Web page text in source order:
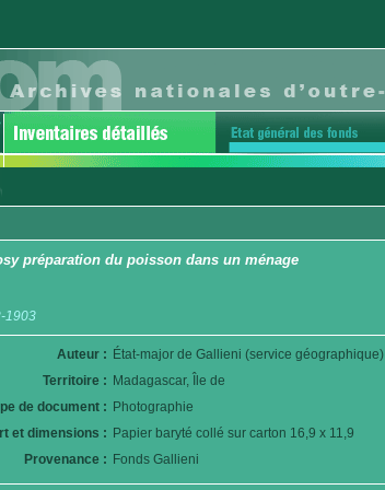
préparation du poisson dans un ménage
1903
Auteur : État-major de Gallieni (service géographique)
Territoire : Madagascar, Île de
de document : Photographie
et dimensions : Papier baryté collé sur carton 16,9 x 11,9
Provenance : Fonds Gallieni